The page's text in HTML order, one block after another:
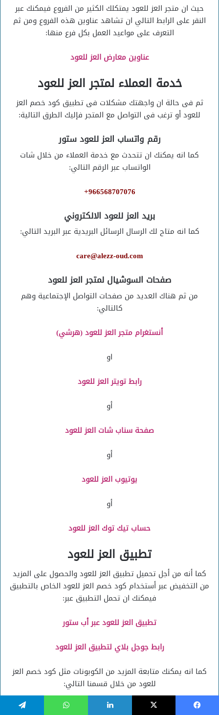
حيث ان متجر العز للعود يمتكلك الكثير من الفروع فيمكنك عبر
النقر على الرابط التالي ان تشاهد عناوين هذه الفروع ومن ثم
التعرف على مواعيد العمل بكل فرع منها:
عناوين معارض العز للعود
خدمة العملاء لمتجر العز للعود
ثم فى حالة ان واجهتك مشكلات فى تطبيق كود خصم العز
للعود أو ترغب فى التواصل مع المتجر فإليك الطرق التالية:
رقم واتساب العز للعود ستور
كما انه يمكنك ان تتحدث مع خدمة العملاء من خلال شات
الواتساب عبر الرقم التالي:
966568707076+
بريد العز للعود الالكتروني
كما انه متاح لك الرسال الرسائل البريدية عبر البريد التالي:
care@alezz-oud.com
صفحات السوشيال لمتجر العز للعود
من ثم هناك العديد من صفحات التواصل الإجتماعية وهم
كالتالي:
أنستغرام متجر العز للعود (هرشي)
او
رابط تويتر العز للعود
أو
صفحة سناب شات العز للعود
أو
يوتيوب العز للعود
أو
حساب تيك توك العز للعود
تطبيق العز للعود
كما أنه من أجل تحميل تطبيق العز للعود والحصول على المزيد
من التخفيض عبر أستخدام كود خصم العز للعود الخاص بالتطبيق
فيمكنك ان تحمل التطبيق عبر:
تطبيق العز للعود عبر أب ستور
رابط جوجل بلاي لتطبيق العز للعود
كما انه يمكنك متابعة المزيد من الكوبونات مثل كود خصم العز
للعود من خلال قسمنا التالي:
أكواد خصومات المتاجر